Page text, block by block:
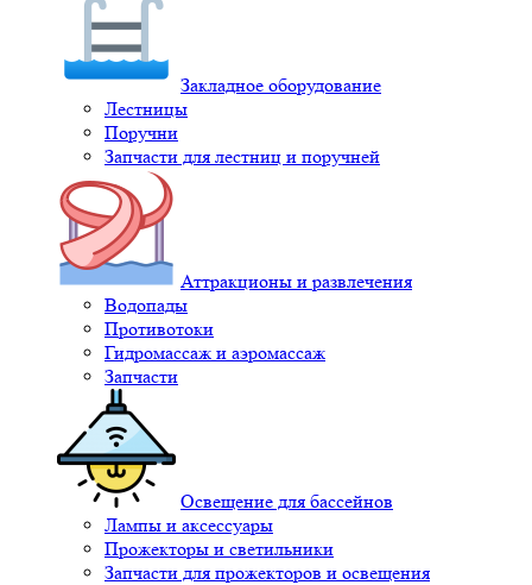
Закладное оборудование
Лестницы
Поручни
Запчасти для лестниц и поручней
Аттракционы и развлечения
Водопады
Противотоки
Гидромассаж и аэромассаж
Запчасти
Освещение для бассейнов
Лампы и аксессуары
Прожекторы и светильники
Запчасти для прожекторов и освещения